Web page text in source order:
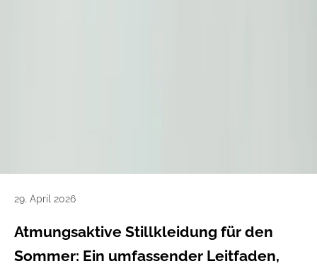
29. April 2026
Atmungsaktive Stillkleidung für den
Sommer: Ein umfassender Leitfaden,